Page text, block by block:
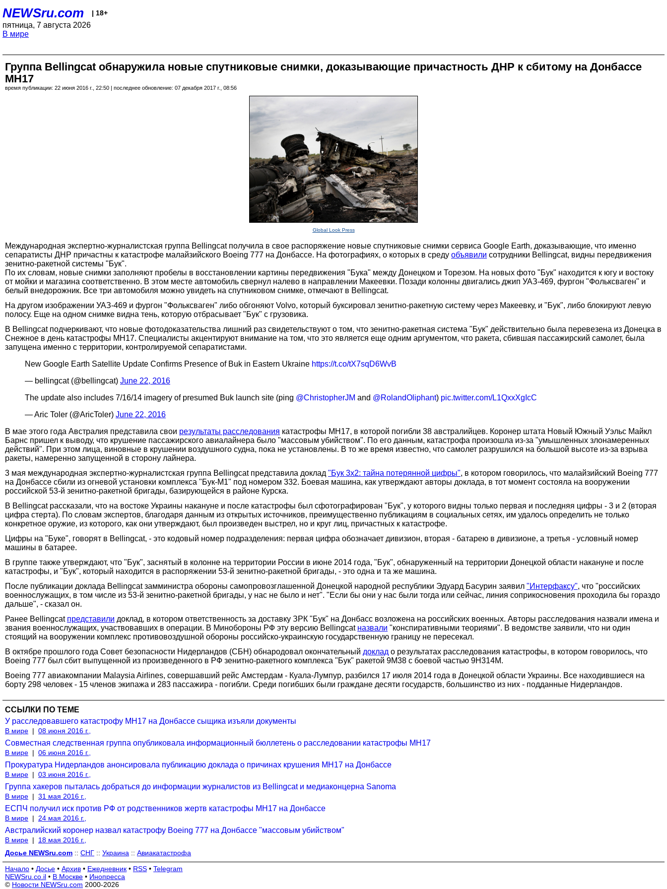
NEWSru.com | 18+
пятница, 7 августа 2026
В мире
Группа Bellingcat обнаружила новые спутниковые снимки, доказывающие причастность ДНР к сбитому на Донбассе
MH17
время публикации: 22 июня 2016 г., 22:50 | последнее обновление: 07 декабря 2017 г., 08:56
Global Look Press
Международная экспертно-журналистская группа Bellingcat получила в свое распоряжение новые спутниковые снимки сервиса Google Earth, доказывающие, что именно
сепаратисты ДНР причастны к катастрофе малайзийского Boeing 777 на Донбассе. На фотографиях, о которых в среду объявили сотрудники Bellingcat, видны передвижения
зенитно-ракетной системы "Бук".
По их словам, новые снимки заполняют пробелы в восстановлении картины передвижения "Бука" между Донецком и Торезом. На новых фото "Бук" находится к югу и востоку
от мойки и магазина соответственно. В этом месте автомобиль свернул налево в направлении Макеевки. Позади колонны двигались джип УАЗ-469, фургон "Фольксваген" и
белый внедорожник. Все три автомобиля можно увидеть на спутниковом снимке, отмечают в Bellingcat.
На другом изображении УАЗ-469 и фургон "Фольксваген" либо обгоняют Volvo, который буксировал зенитно-ракетную систему через Макеевку, и "Бук", либо блокируют левую
полосу. Еще на одном снимке видна тень, которую отбрасывает "Бук" с грузовика.
В Bellingcat подчеркивают, что новые фотодоказательства лишний раз свидетельствуют о том, что зенитно-ракетная система "Бук" действительно была перевезена из Донецка в
Снежное в день катастрофы MH17. Специалисты акцентируют внимание на том, что это является еще одним аргументом, что ракета, сбившая пассажирский самолет, была
запущена именно с территории, контролируемой сепаратистами.
New Google Earth Satellite Update Confirms Presence of Buk in Eastern Ukraine https://t.co/tX7sqD6WvB
— bellingcat (@bellingcat) June 22, 2016
The update also includes 7/16/14 imagery of presumed Buk launch site (ping @ChristopherJM and @RolandOliphant) pic.twitter.com/L1QxxXgIcC
— Aric Toler (@AricToler) June 22, 2016
В мае этого года Австралия представила свои результаты расследования катастрофы MH17, в которой погибли 38 австралийцев. Коронер штата Новый Южный Уэльс Майкл
Барнс пришел к выводу, что крушение пассажирского авиалайнера было "массовым убийством". По его данным, катастрофа произошла из-за "умышленных злонамеренных
действий". При этом лица, виновные в крушении воздушного судна, пока не установлены. В то же время известно, что самолет разрушился на большой высоте из-за взрыва
ракеты, намеренно запущенной в сторону лайнера.
3 мая международная экспертно-журналистская группа Bellingcat представила доклад "Бук 3х2: тайна потерянной цифры", в котором говорилось, что малайзийский Boeing 777
на Донбассе сбили из огневой установки комплекса "Бук-М1" под номером 332. Боевая машина, как утверждают авторы доклада, в тот момент состояла на вооружении
российской 53-й зенитно-ракетной бригады, базирующейся в районе Курска.
В Bellingcat рассказали, что на востоке Украины накануне и после катастрофы был сфотографирован "Бук", у которого видны только первая и последняя цифры - 3 и 2 (вторая
цифра стерта). По словам экспертов, благодаря данным из открытых источников, преимущественно публикациям в социальных сетях, им удалось определить не только
конкретное оружие, из которого, как они утверждают, был произведен выстрел, но и круг лиц, причастных к катастрофе.
Цифры на "Буке", говорят в Bellingcat, - это кодовый номер подразделения: первая цифра обозначает дивизион, вторая - батарею в дивизионе, а третья - условный номер
машины в батарее.
В группе также утверждают, что "Бук", заснятый в колонне на территории России в июне 2014 года, "Бук", обнаруженный на территории Донецкой области накануне и после
катастрофы, и "Бук", который находится в распоряжении 53-й зенитно-ракетной бригады, - это одна и та же машина.
После публикации доклада Bellingcat замминистра обороны самопровозглашенной Донецкой народной республики Эдуард Басурин заявил "Интерфаксу", что "российских
военнослужащих, в том числе из 53-й зенитно-ракетной бригады, у нас не было и нет". "Если бы они у нас были тогда или сейчас, линия соприкосновения проходила бы гораздо
дальше", - сказал он.
Ранее Bellingcat представили доклад, в котором ответственность за доставку ЗРК "Бук" на Донбасс возложена на российских военных. Авторы расследования назвали имена и
звания военнослужащих, участвовавших в операции. В Минобороны РФ эту версию Bellingcat назвали "конспиративными теориями". В ведомстве заявили, что ни один
стоящий на вооружении комплекс противовоздушной обороны российско-украинскую государственную границу не пересекал.
В октябре прошлого года Совет безопасности Нидерландов (СБН) обнародовал окончательный доклад о результатах расследования катастрофы, в котором говорилось, что
Boeing 777 был сбит выпущенной из произведенного в РФ зенитно-ракетного комплекса "Бук" ракетой 9М38 с боевой частью 9Н314M.
Boeing 777 авиакомпании Malaysia Airlines, совершавший рейс Амстердам - Куала-Лумпур, разбился 17 июля 2014 года в Донецкой области Украины. Все находившиеся на
борту 298 человек - 15 членов экипажа и 283 пассажира - погибли. Среди погибших были граждане десяти государств, большинство из них - подданные Нидерландов.
ССЫЛКИ ПО ТЕМЕ
У расследовавшего катастрофу MH17 на Донбассе сыщика изъяли документы
В мире | 08 июня 2016 г.,
Совместная следственная группа опубликовала информационный бюллетень о расследовании катастрофы MH17
В мире | 06 июня 2016 г.,
Прокуратура Нидерландов анонсировала публикацию доклада о причинах крушения MH17 на Донбассе
В мире | 03 июня 2016 г.,
Группа хакеров пыталась добраться до информации журналистов из Bellingcat и медиаконцерна Sanoma
В мире | 31 мая 2016 г.,
ЕСПЧ получил иск против РФ от родственников жертв катастрофы MH17 на Донбассе
В мире | 24 мая 2016 г.,
Австралийский коронер назвал катастрофу Boeing 777 на Донбассе "массовым убийством"
В мире |
18 мая 2016 г.,
Досье NEWSru.com :: СНГ :: Украина :: Авиакатастрофа
Начало • Досье • Архив • Ежедневник • RSS • Telegram
NEWSru.co.il • В Москве • Инопресса
© Новости NEWSru.com 2000-2026